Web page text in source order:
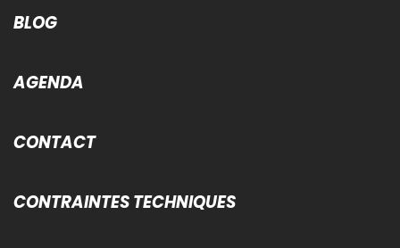
BLOG
AGENDA
CONTACT
CONTRAINTES TECHNIQUES